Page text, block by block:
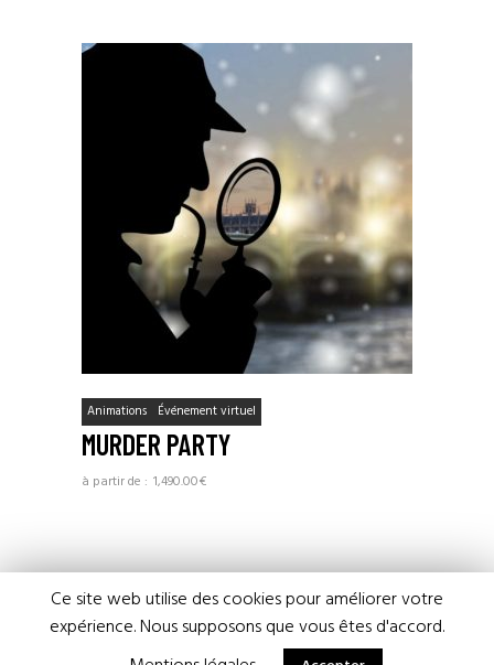
Animations Événement virtuel
MURDER PARTY
1,490.00€
Ce site web utilise des cookies pour améliorer votre
expérience. Nous supposons que vous êtes d'accord.